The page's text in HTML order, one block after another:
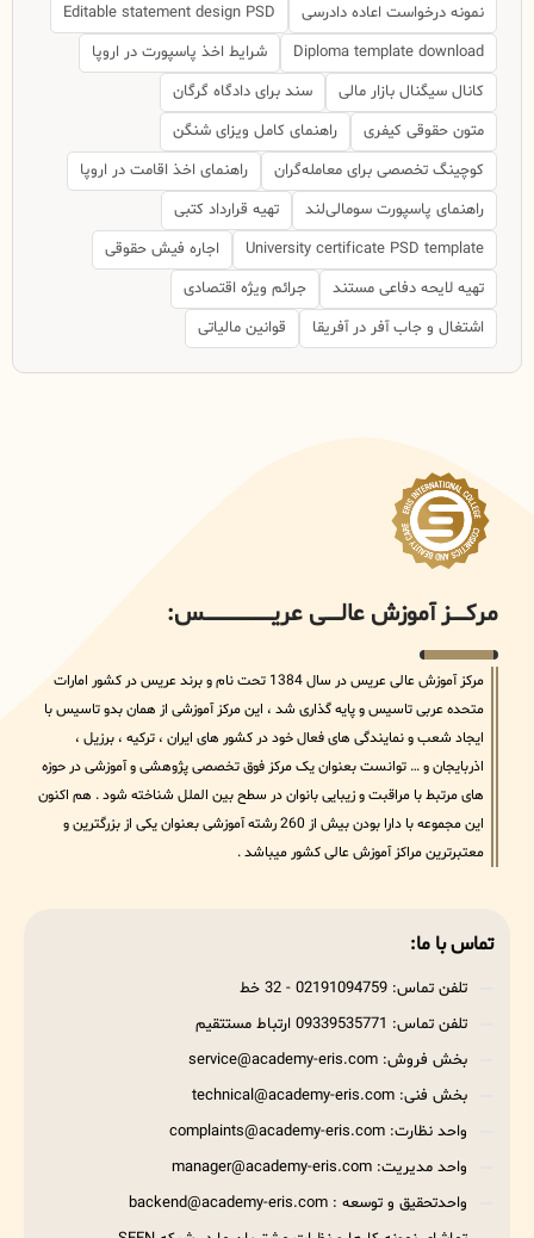
نمونه درخواست اعاده دادرسی
Editable statement design PSD
Diploma template download
شرایط اخذ پاسپورت در اروپا
کانال سیگنال بازار مالی
سند برای دادگاه گرگان
متون حقوقی کیفری
راهنمای کامل ویزای شنگن
کوچینگ تخصصی برای معامله‌گران
راهنمای اخذ اقامت در اروپا
راهنمای پاسپورت سومالی‌لند
تهیه قرارداد کتبی
University certificate PSD template
اجاره فیش حقوقی
تهیه لایحه دفاعی مستند
جرائم ویژه اقتصادی
اشتغال و جاب آفر در آفریقا
قوانین مالیاتی
مرکــــــز آموزش عالــــــی عریــــــــــــــــــــــــــــس:
مرکز آموزش عالی عریس در سال 1384 تحت نام و برند عریس در کشور امارات
متحده عربی تاسیس و پایه گذاری شد ، این مرکز آموزشی از همان بدو تاسیس با
ایجاد شعب و نمایندگی های فعال خود در کشور های ایران ، ترکیه ، برزیل ،
اذربایجان و … توانست بعنوان یک مرکز فوق تخصصی پژوهشی و آموزشی در حوزه
های مرتبط با مراقبت و زیبایی بانوان در سطح بین الملل شناخته شود . هم اکنون
این مجموعه با دارا بودن بیش از 260 رشته آموزشی بعنوان یکی از بزرگترین و
معتبرترین مراکز آموزش عالی کشور میباشد .
تماس با ما:
تلفن تماس: 02191094759 - 32 خط
تلفن تماس: 09339535771 ارتباط مستتقیم
بخش فروش: service@academy-eris.com
بخش فنی: technical@academy-eris.com
واحد نظارت: complaints@academy-eris.com
واحد مدیریت: manager@academy-eris.com
واحدتحقیق و توسعه : backend@academy-eris.com